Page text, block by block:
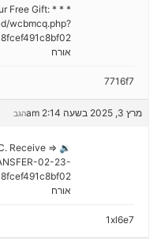
Free Gift:
wcbmcq.php?
אורח
7716f7
מרץ 3, 2025 בשעה 2:14 am הגב
Receive =>
02-23-
🔉
אורח
1xl6e7